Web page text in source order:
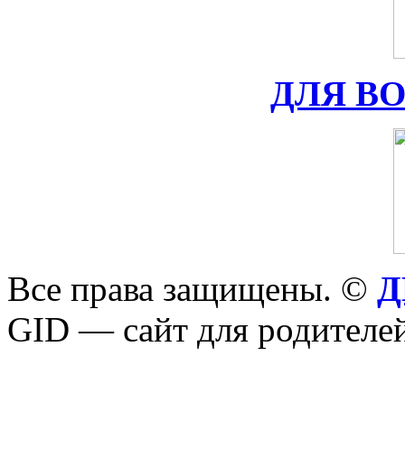
ДЛЯ
Все права защищены. ©
GID — сайт для